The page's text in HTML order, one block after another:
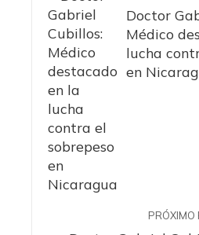
Doctor
Médico
lucha
en
PRÓXIMO